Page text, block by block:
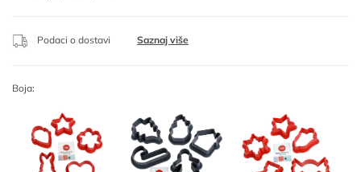
Podaci o dostavi Saznaj više
Boja: